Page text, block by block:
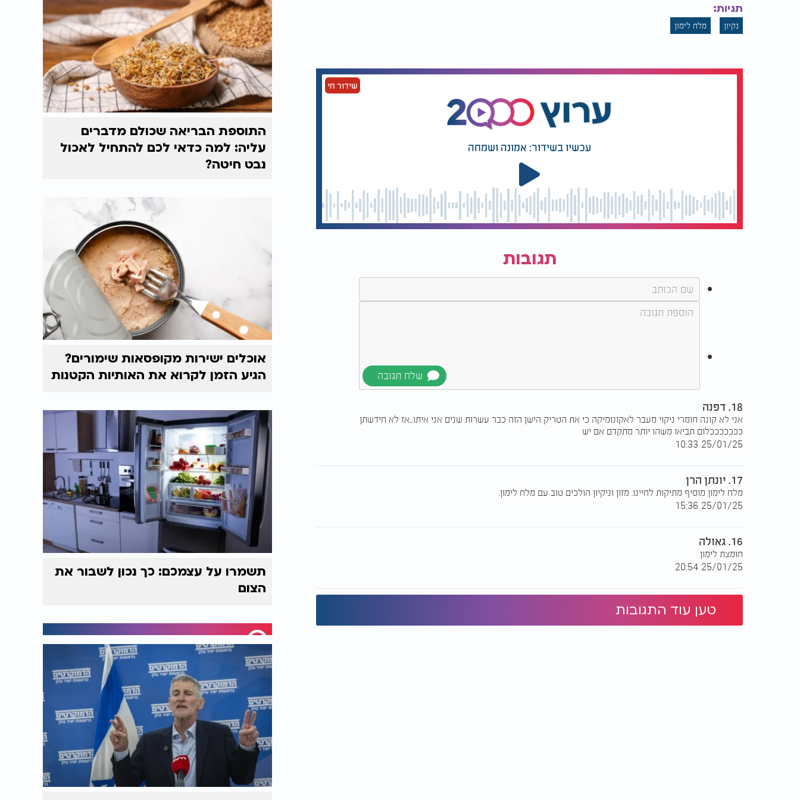
תגיות:
נקיון מלח לימון
שידור חי
עכשיו בשידור: אמונה ושמחה
תגובות
18. דפנה
אני לא קונה חומרי ניקוי מעבר לאקונומיקה כי את הטריק הישן הזה כבר עשרות שנים אני איתו...אז לא חידשתן
כככככככלום תביאו משהו יותר מתקדם אם יש
25/01/25 10:33
17. יונתן הרן
מלח לימון מוסיף מתיקות לחיינו. מזון וניקיון הולכים טוב עם מלח לימון.
25/01/25 15:36
16. גאולה
חומצת לימון
25/01/25 20:54
טען עוד התגובות
התוספת הבריאה שכולם מדברים
עליה: למה כדאי לכם להתחיל לאכול
נבט חיטה?
אוכלים ישירות מקופסאות שימורים?
הגיע הזמן לקרוא את האותיות הקטנות
תשמרו על עצמכם: כך נכון לשבור את
הצום